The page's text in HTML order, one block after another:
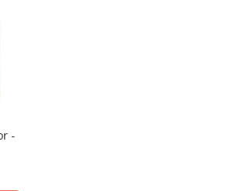
-